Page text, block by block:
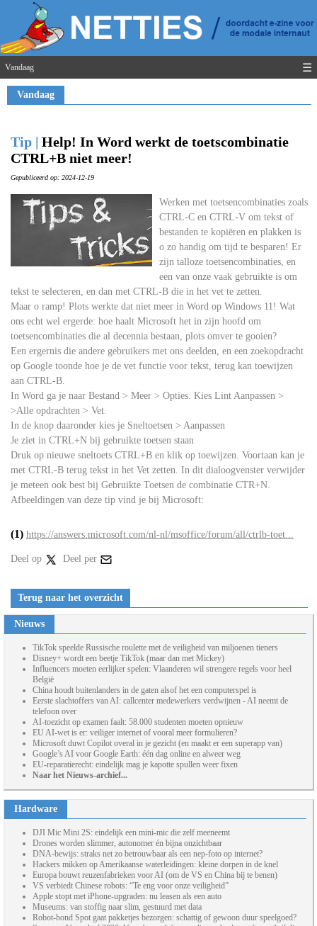
Vandaag ☰
Vandaag
Tip | Help! In Word werkt de toetscombinatie
CTRL+B niet meer!
Gepubliceerd op: 2024-12-19
Werken met toetsencombinaties zoals
CTRL-C en CTRL-V om tekst of
bestanden te kopiëren en plakken is
o zo handig om tijd te besparen! Er
zijn talloze toetsencombinaties, en
een van onze vaak gebruikte is om
tekst te selecteren, en dan met CTRL-B die in het vet te zetten.
Maar o ramp! Plots werkte dat niet meer in Word op Windows 11! Wat
ons echt wel ergerde: hoe haalt Microsoft het in zijn hoofd om
toetsencombinaties die al decennia bestaan, plots omver te gooien?
Een ergernis die andere gebruikers met ons deelden, en een zoekopdracht
op Google toonde hoe je de vet functie voor tekst, terug kan toewijzen
aan CTRL-B.
In Word ga je naar Bestand > Meer > Opties. Kies Lint Aanpassen >
>Alle opdrachten > Vet.
In de knop daaronder kies je Sneltoetsen > Aanpassen
Je ziet in CTRL+N bij gebruikte toetsen staan
Druk op nieuwe sneltoets CTRL+B en klik op toewijzen. Voortaan kan je
met CTRL-B terug tekst in het Vet zetten. In dit dialoogvenster verwijder
je meteen ook best bij Gebruikte Toetsen de combinatie CTR+N.
Afbeeldingen van deze tip vind je bij Microsoft:
(1) https://answers.microsoft.com/nl-nl/msoffice/forum/all/ctrlb-toet...
Deel op Deel per
Terug naar het overzicht
Nieuws
TikTok speelde Russische roulette met de veiligheid van miljoenen tieners
Disney+ wordt een beetje TikTok (maar dan met Mickey)
Influencers moeten eerlijker spelen: Vlaanderen wil strengere regels voor heel
België
China houdt buitenlanders in de gaten alsof het een computerspel is
Eerste slachtoffers van AI: callcenter medewerkers verdwijnen - AI neemt de
telefoon over
AI-toezicht op examen faalt: 58.000 studenten moeten opnieuw
EU AI-wet is er: veiliger internet of vooral meer formulieren?
Microsoft duwt Copilot overal in je gezicht (en maakt er een superapp van)
Google’s AI voor Google Earth: één dag online en alweer weg
EU-reparatierecht: eindelijk mag je kapotte spullen weer fixen
Naar het Nieuws-archief...
Hardware
DJI Mic Mini 2S: eindelijk een mini-mic die zelf meeneemt
Drones worden slimmer, autonomer én bijna onzichtbaar
DNA-bewijs: straks net zo betrouwbaar als een nep-foto op internet?
Hackers mikken op Amerikaanse waterleidingen: kleine dorpen in de knel
Europa bouwt reuzenfabrieken voor AI (om de VS en China bij te benen)
VS verbiedt Chinese robots: “Te eng voor onze veiligheid”
Apple stopt met iPhone-upgraden: nu leasen als een auto
Museums: van stoffig naar slim, gestuurd met data
Robot-hond Spot gaat pakketjes bezorgen: schattig of gewoon duur speelgoed?